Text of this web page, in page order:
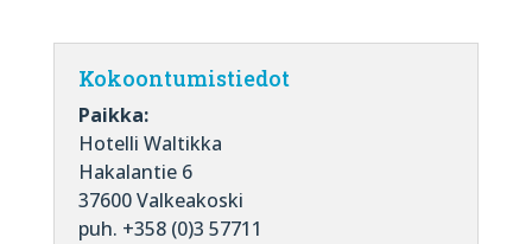
Kokoontumistiedot
Paikka:
Hotelli Waltikka
Hakalantie 6
37600 Valkeakoski
puh. +358 (0)3 57711